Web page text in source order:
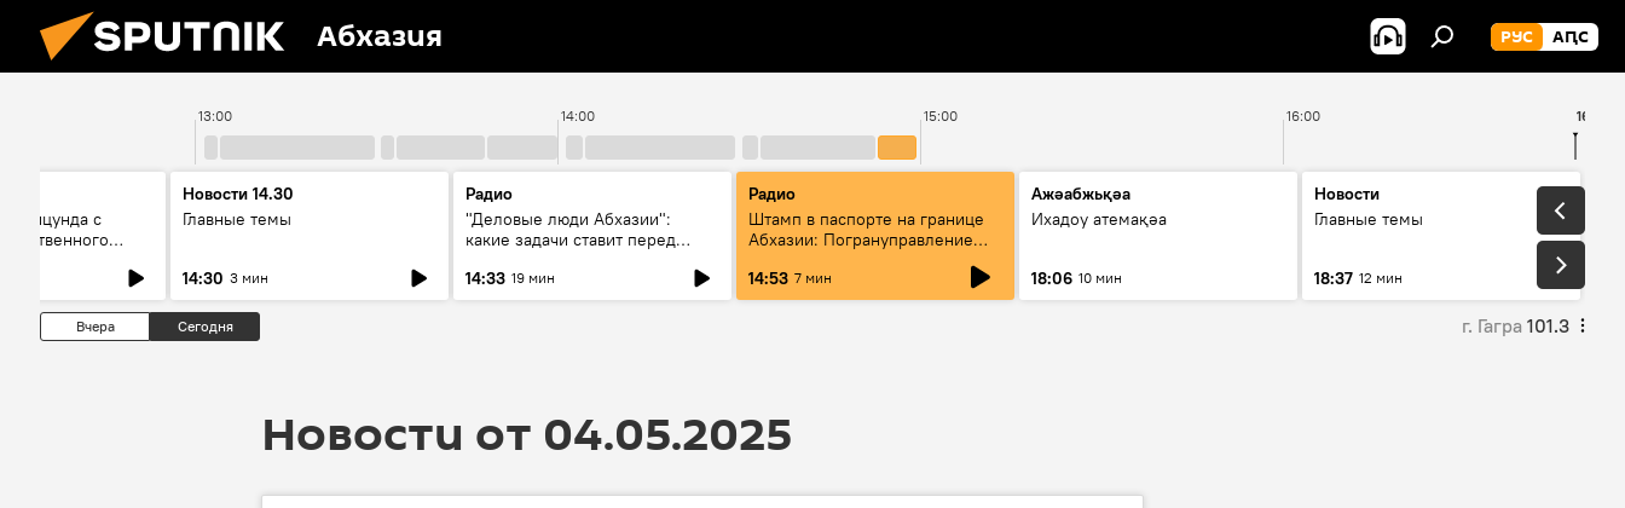
Абхазия РУС АԤС
13:00 14:00 15:00 16:00 16:47
Пицунда с
Новости 14.30
Главные темы
14:30 3 мин
Радио
"Деловые люди Абхазии":
какие задачи ставит перед
14:33 19 мин
Радио
Штамп в паспорте на границе
Абхазии: Погрануправление
СГБ разъяснило правила для
туристов
14:53 7 мин
Ажәабжьқәа
Ихадоу атемақәа
18:06 10 мин
Новости
Главные темы
18:37 12 мин
Вчера Сегодня г. Гагра 101.3
Новости от 04.05.2025